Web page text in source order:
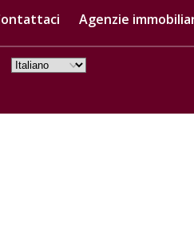
Agenzie